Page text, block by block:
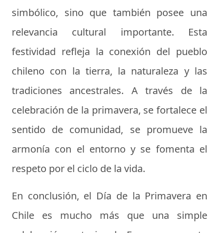
simbólico, sino que también posee una
relevancia cultural importante. Esta
festividad refleja la conexión del pueblo
chileno con la tierra, la naturaleza y las
tradiciones ancestrales. A través de la
celebración de la primavera, se fortalece el
sentido de comunidad, se promueve la
armonía con el entorno y se fomenta el
respeto por el ciclo de la vida.
En conclusión, el Día de la Primavera en
Chile es mucho más que una simple